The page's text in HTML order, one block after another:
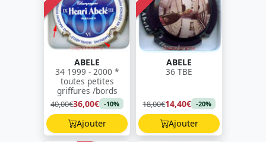
ABELE
34 1999 - 2000 *
toutes petites
griffures /bords
40,00€36,00€ -10%
Ajouter
ABELE
36 TBE
18,00€14,40€ -20%
Ajouter